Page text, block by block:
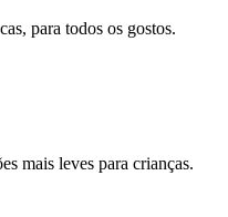
para todos os gostos.
mais leves para crianças.